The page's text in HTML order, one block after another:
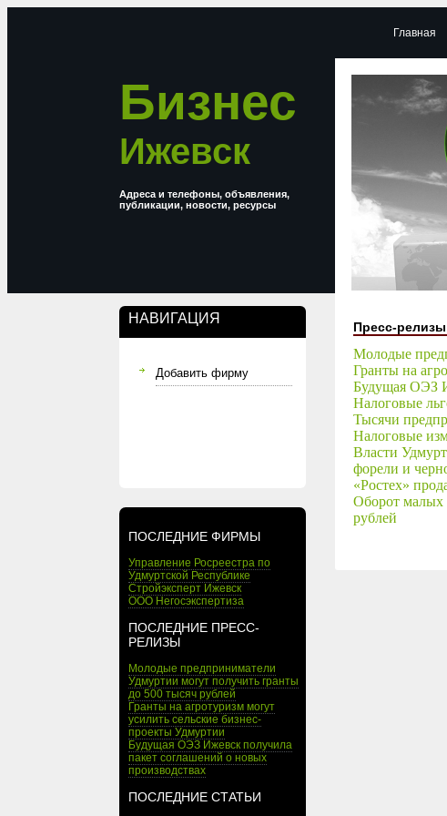
Бизнес
Ижевск
Адреса и телефоны, объявления,
публикации, новости, ресурсы
НАВИГАЦИЯ
Добавить фирму
ПОСЛЕДНИЕ ФИРМЫ
Управление Росреестра по
Удмуртской Республике
Стройэксперт Ижевск
ООО Негосэкспертиза
ПОСЛЕДНИЕ ПРЕСС-
РЕЛИЗЫ
Молодые предприниматели
Удмуртии могут получить гранты
до 500 тысяч рублей
Гранты на агротуризм могут
усилить сельские бизнес-
проекты Удмуртии
Будущая ОЭЗ Ижевск получила
пакет соглашений о новых
производствах
ПОСЛЕДНИЕ СТАТЬИ
Главная
Пресс-релизы
Молодые
Гранты на
Будущая ОЭЗ
Налоговые
Тысячи
Налоговые
Власти
форели и
«Ростех»
Оборот малых
рублей